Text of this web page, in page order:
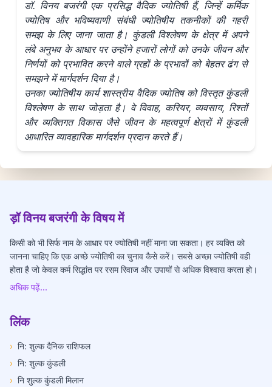
डॉ. विनय बजरंगी एक प्रसिद्ध वैदिक ज्योतिषी हैं, जिन्हें कर्मिक
ज्योतिष और भविष्यवाणी संबंधी ज्योतिषीय तकनीकों की गहरी
समझ के लिए जाना जाता है। कुंडली विश्लेषण के क्षेत्र में अपने
लंबे अनुभव के आधार पर उन्होंने हजारों लोगों को उनके जीवन और
निर्णयों को प्रभावित करने वाले ग्रहों के प्रभावों को बेहतर ढंग से
समझने में मार्गदर्शन दिया है।
उनका ज्योतिषीय कार्य शास्त्रीय वैदिक ज्योतिष को विस्तृत कुंडली
विश्लेषण के साथ जोड़ता है। वे विवाह, करियर, व्यवसाय, रिश्तों
और व्यक्तिगत विकास जैसे जीवन के महत्वपूर्ण क्षेत्रों में कुंडली
आधारित व्यावहारिक मार्गदर्शन प्रदान करते हैं।
ड़ॉ विनय बजरंगी के विषय में
किसी को भी सिर्फ नाम के आधार पर ज्योतिषी नहीं माना जा सकता। हर व्यक्ति को
जानना चाहिए कि एक अच्छे ज्योतिषी का चुनाव कैसे करें। सबसे अच्छा ज्योतिषी वही
होता है जो केवल कर्म सिद्धांत पर रसम रिवाज और उपायों से अधिक विश्वास करता हो।
अधिक पढ़ें...
लिंक
› नि: शुल्क दैनिक राशिफल
› नि: शुल्क कुंडली
› नि शुल्क कुंडली मिलान